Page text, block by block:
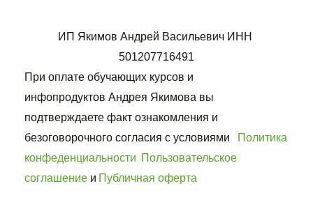
ИП Якимов Андрей Васильевич ИНН
501207716491
При оплате обучающих курсов и
инфопродуктов Андрея Якимова вы
подтверждаете факт ознакомления и
безоговорочного согласия с условиями Политика
конфеденциальности Пользовательское
соглашение и Публичная оферта